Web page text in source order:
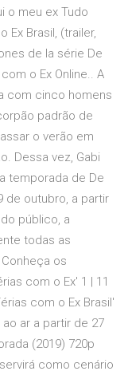
o meu ex Tudo
Ex Brasil, (trailer,
de la série De
o Ex Online.. A
com cinco homens
padrão de
o verão em
Dessa vez, Gabi
temporada de De
de outubro, a partir
público, a
todas as
os
com o Ex' 1 | 11
com o Ex Brasil'
ar a partir de 27
(2019) 720p
como cenário